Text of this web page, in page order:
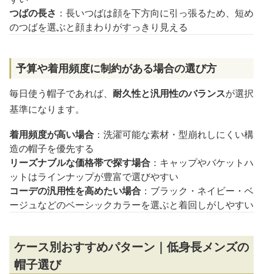
つばの長さ ：長いつばは顔を下方向に引っ張るため、短め
のつばを選ぶと顔まわりがすっきり見える
予算や着用頻度に制約がある場合の選び方
毎日使う帽子であれば、 耐久性と汎用性のバランスが選択
基準になります。
着用頻度が高い場合 ：洗濯可能な素材・型崩れしにくい構
造の帽子を優先する
リーズナブルな価格帯で探す場合 ：キャップやバケットハ
ットはラインナップが豊富で選びやすい
コーデの汎用性を高めたい場合 ：ブラック・ネイビー・ベ
ージュなどのベーシックカラーを選ぶと着回しがしやすい
ケース別おすすめパターン｜低身長メンズの
帽子選び